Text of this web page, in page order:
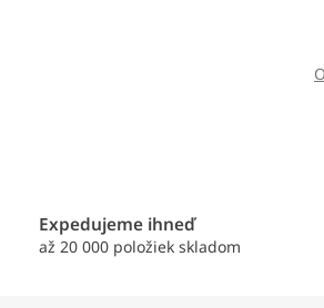
Expedujeme ihneď
až 20 000 položiek skladom